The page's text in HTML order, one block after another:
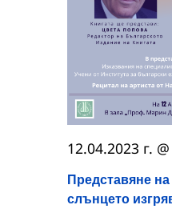
Представяне
слънцето
12.04.2023 г.